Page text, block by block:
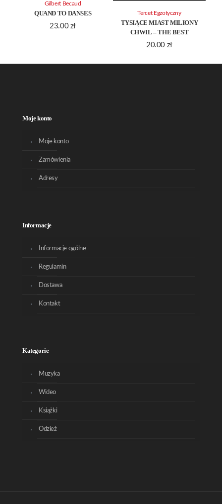
QUAND TO DANSES
23.00 zł
Gilbert Becaud
TYSIĄCE MIAST MILIONY
CHWIL – THE BEST
20.00 zł
Tercet Egzotyczny
Moje konto
Moje konto
Zamówienia
Adresy
Informacje
Informacje ogólne
Regulamin
Dostawa
Kontakt
Kategorie
Muzyka
Wideo
Książki
Odzież